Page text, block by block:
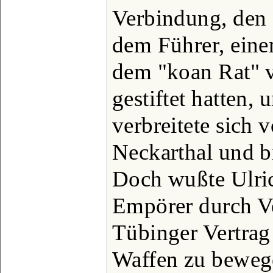
Verbindung,
dem Führer,
dem "koan Rat"
gestiftet hatten,
verbreitete sich
Neckarthal und
Doch wußte
Empörer durch
Tübinger
Waffen zu